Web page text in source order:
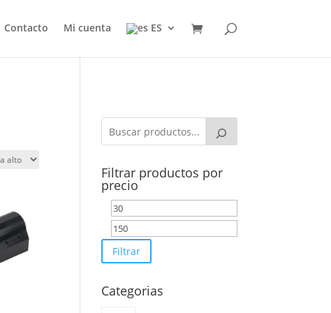
Contacto Mi cuenta ES
Filtrar productos por
precio
Precio
mínimo
Filtrar
Categorias